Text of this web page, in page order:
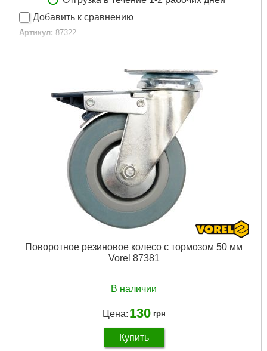
Добавить к сравнению
Артикул: 87322
Код товара: 20.76.04
так
Поворотные
Нагрузка max [кг]: 60
100
130
Ширина [мм]: 27
Габариты упаковки:
160x130x80 мм
880 г
Подробнее...
Поворотное резиновое колесо с тормозом 50 мм
Vorel 87381
В наличии
Цена: 130 грн
Купить